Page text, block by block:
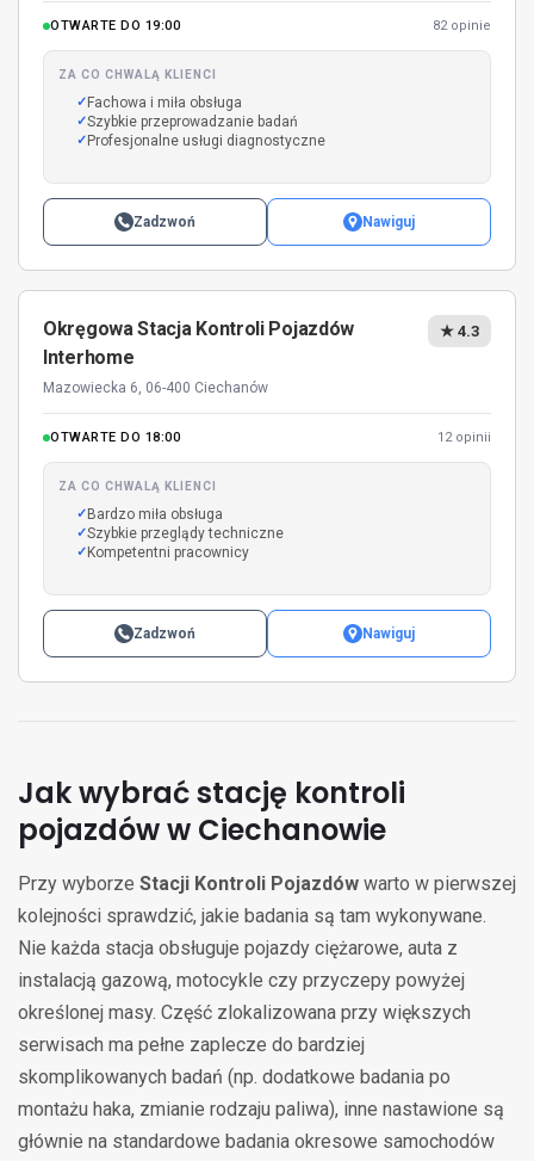
OTWARTE DO 19:00 82 opinie
ZA CO CHWALĄ KLIENCI
Fachowa i miła obsługa
Szybkie przeprowadzanie badań
Profesjonalne usługi diagnostyczne
Zadzwoń Nawiguj
Okręgowa Stacja Kontroli Pojazdów
Interhome
Mazowiecka 6, 06-400 Ciechanów
★ 4.3
OTWARTE DO 18:00 12 opinii
ZA CO CHWALĄ KLIENCI
Bardzo miła obsługa
Szybkie przeglądy techniczne
Kompetentni pracownicy
Zadzwoń Nawiguj
Jak wybrać stację kontroli
pojazdów w Ciechanowie
Przy wyborze Stacji Kontroli Pojazdów warto w pierwszej
kolejności sprawdzić, jakie badania są tam wykonywane.
Nie każda stacja obsługuje pojazdy ciężarowe, auta z
instalacją gazową, motocykle czy przyczepy powyżej
określonej masy. Część zlokalizowana przy większych
serwisach ma pełne zaplecze do bardziej
skomplikowanych badań (np. dodatkowe badania po
montażu haka, zmianie rodzaju paliwa), inne nastawione są
głównie na standardowe badania okresowe samochodów